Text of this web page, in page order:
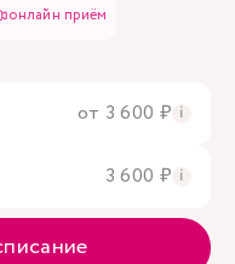
онлайн приём
от 3 600 ₽ i
3 600 ₽ i